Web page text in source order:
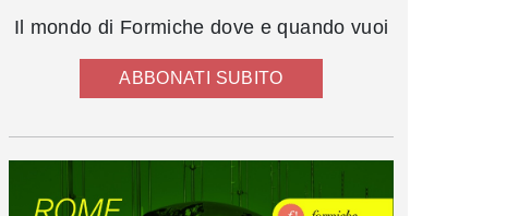
Il mondo di Formiche dove e quando vuoi
ABBONATI SUBITO